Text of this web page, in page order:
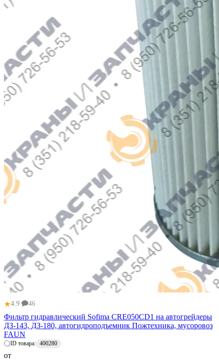
★4.9 46
Фильтр гидравлический Sofima CRE050CD1 на автогрейдеры
ДЗ-143, ДЗ-180, автогидроподъемник Пожтехника, мусоровоз
FAUN
ID товара: 400280
от